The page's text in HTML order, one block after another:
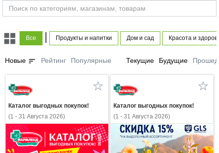
Все Продукты и напитки Дом и сад Красота и
Новые sort Рейтинг Популярные Текущие Будущие
Каталог выгодных покупок!
(1 - 31 Августа 2026)
Каталог выгодных покупок!
(1 - 31 Августа 2026)